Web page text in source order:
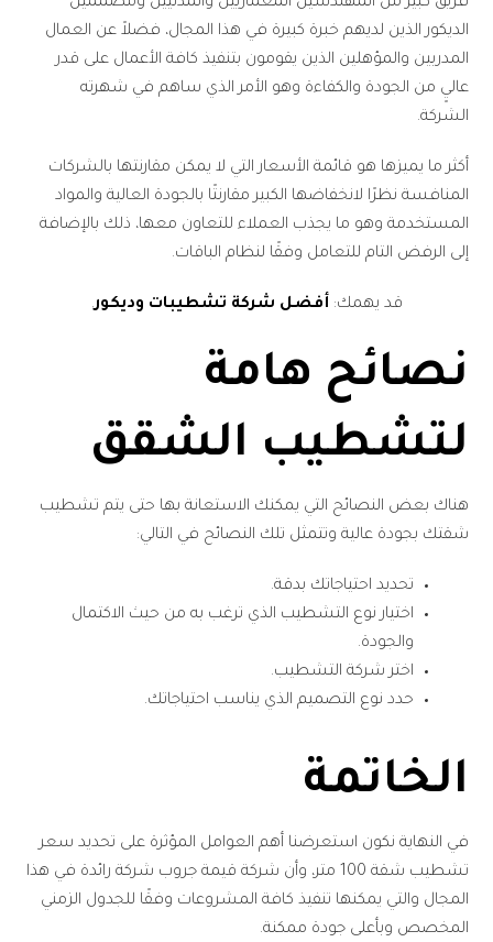
فريق كبير من المهندسين المعماريين والمدنيين ومصممين
الديكور الذين لديهم خبرة كبيرة في هذا المجال، فضلاً عن العمال
المدربين والمؤهلين الذين يقومون بتنفيذ كافة الأعمال على قدر
عاليٍ من الجودة والكفاءة وهو الأمر الذي ساهم في شهرته
الشركة.
أكثر ما يميزها هو قائمة الأسعار التي لا يمكن مقارنتها بالشركات
المنافسة نظرًا لانخفاضها الكبير مقارنتًا بالجودة العالية والمواد
المستخدمة وهو ما يجذب العملاء للتعاون معها، ذلك بالإضافة
إلى الرفض التام للتعامل وفقًا لنظام الباقات.
قد يهمك: أفضل شركة تشطيبات وديكور.
نصائح هامة
لتشطيب الشقق
هناك بعض النصائح التي يمكنك الاستعانة بها حتى يتم تشطيب
شقتك بجودة عالية وتتمثل تلك النصائح في التالي:
تحديد احتياجاتك بدقة.
اختيار نوع التشطيب الذي ترغب به من حيث الاكتمال
والجودة.
اختر شركة التشطيب.
حدد نوع التصميم الذي يناسب احتياجاتك.
الخاتمة
في النهاية نكون استعرضنا أهم العوامل المؤثرة على تحديد سعر
تشطيب شقة 100 متر، وأن شركة قيمة جروب شركة رائدة في هذا
المجال والتي يمكنها تنفيذ كافة المشروعات وفقًا للجدول الزمني
المخصص وبأعلى جودة ممكنة.